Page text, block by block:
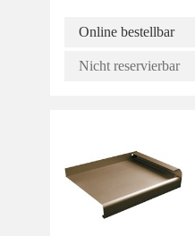
Online bestellbar
Nicht reservierbar